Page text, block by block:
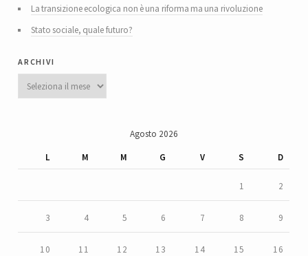
La transizione ecologica non è una riforma ma una rivoluzione
Stato sociale, quale futuro?
archivi
Agosto 2026
L
M M G V S D
1 2
3 4 5 6 7 8 9
10 11 12 13 14 15 16